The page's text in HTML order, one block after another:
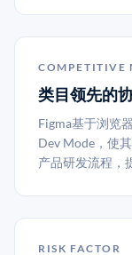
COMPETITIVE
类目领先的
Figma基于浏览
Dev Mode，使
产品研发流程，
RISK FACTOR